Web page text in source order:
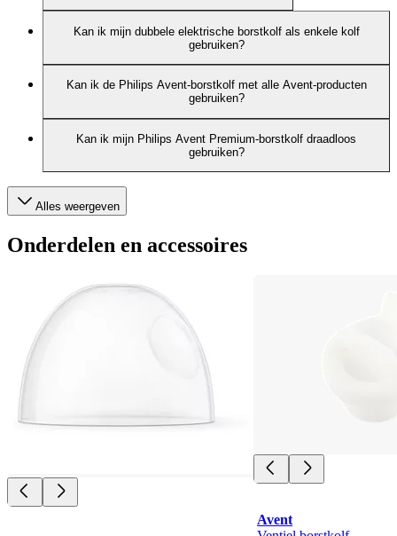
Kan ik mijn dubbele elektrische borstkolf als enkele kolf
gebruiken?
Kan ik de Philips Avent-borstkolf met alle Avent-producten
gebruiken?
Kan ik mijn Philips Avent Premium-borstkolf draadloos
gebruiken?
Alles weergeven
Onderdelen en accessoires
Avent